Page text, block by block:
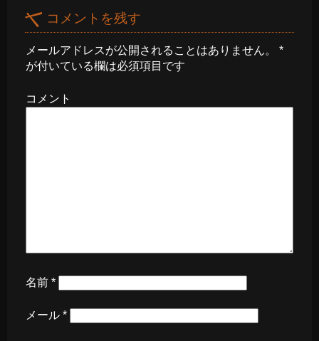
コメントを残す
メールアドレスが公開されることはありません。
*
が付いている欄は必須項目です
コメント
名前 *
メール *